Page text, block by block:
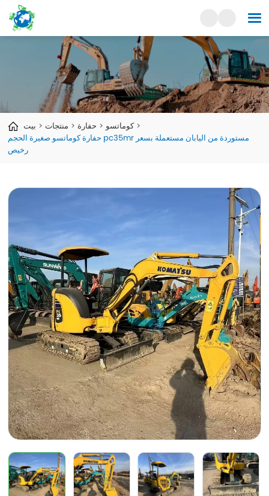
بيت منتجات حفارة
كوماتسو
حفارة كوماتسو صغيرة الحجم pc35mr مستوردة من اليابان مستعملة بسعر
رخيص